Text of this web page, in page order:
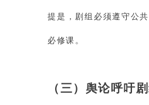
提是，剧组必须遵守公
必修课。
（三） 舆论呼吁